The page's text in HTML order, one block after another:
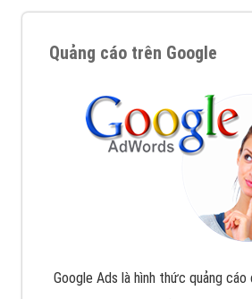
Quảng cáo trên Google
Google Ads là hình thức quảng